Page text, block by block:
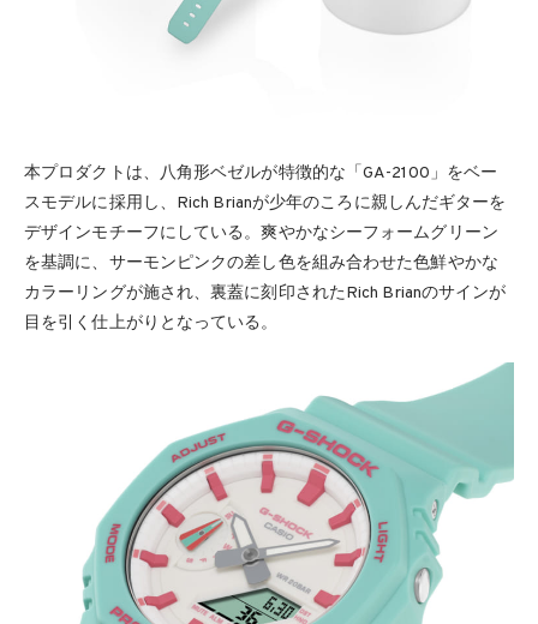
本プロダクトは、八角形ベゼルが特徴的な「GA-2100」をベー
スモデルに採用し、Rich Brianが少年のころに親しんだギターを
デザインモチーフにしている。爽やかなシーフォームグリーン
を基調に、サーモンピンクの差し色を組み合わせた色鮮やかな
カラーリングが施され、裏蓋に刻印されたRich Brianのサインが
目を引く仕上がりとなっている。